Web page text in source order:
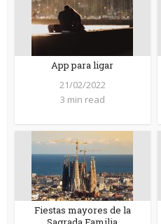
App para ligar
21/02/2022
3 min read
Fiestas mayores de la